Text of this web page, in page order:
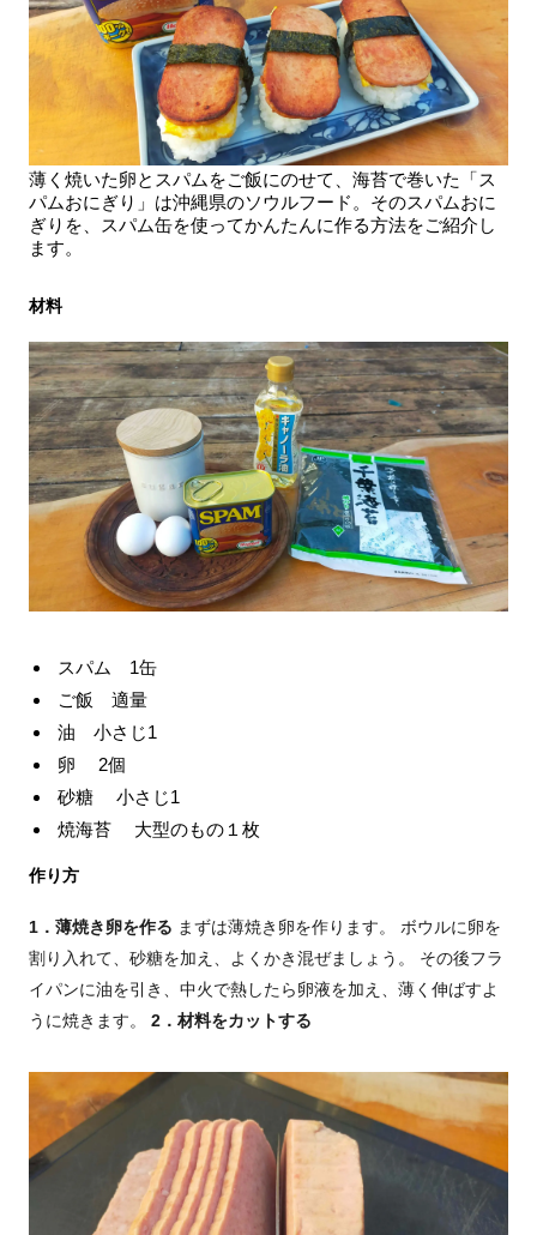
薄く焼いた卵とスパムをご飯にのせて、海苔で巻いた「ス
パムおにぎり」は沖縄県のソウルフード。そのスパムおに
ぎりを、スパム缶を使ってかんたんに作る方法をご紹介し
ます。
材料
スパム 1缶
ご飯 適量
油 小さじ1
卵 2個
砂糖 小さじ1
焼海苔 大型のもの１枚
作り方
1．薄焼き卵を作る まずは薄焼き卵を作ります。 ボウルに卵を
割り入れて、砂糖を加え、よくかき混ぜましょう。 その後フラ
イパンに油を引き、中火で熱したら卵液を加え、薄く伸ばすよ
うに焼きます。 2．材料をカットする